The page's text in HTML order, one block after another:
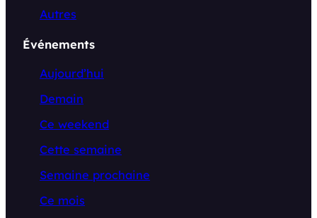
Autres
Événements
Aujourd’hui
Demain
Ce weekend
Cette semaine
Semaine prochaine
Ce mois